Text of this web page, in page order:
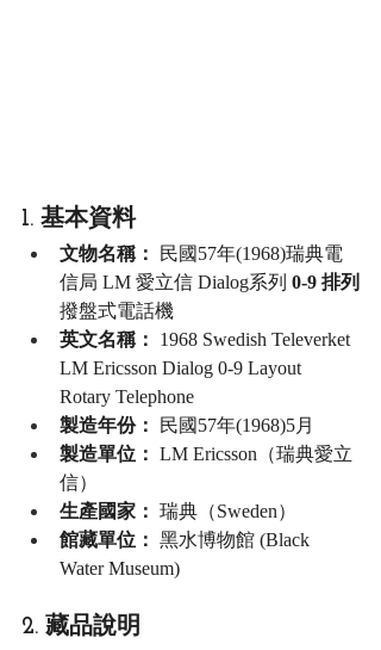
1. 基本資料
文物名稱：
民國57年(1968)瑞典電
信局 LM 愛立信 Dialog系列 0-9 排列
撥盤式電話機
英文名稱：
1968 Swedish Televerket
LM Ericsson Dialog 0-9 Layout
Rotary Telephone
製造年份：
民國57年(1968)5月
製造單位： LM Ericsson（瑞典愛立
信）
生產國家： 瑞典（Sweden）
館藏單位： 黑水博物館 (Black
Water Museum)
2. 藏品說明